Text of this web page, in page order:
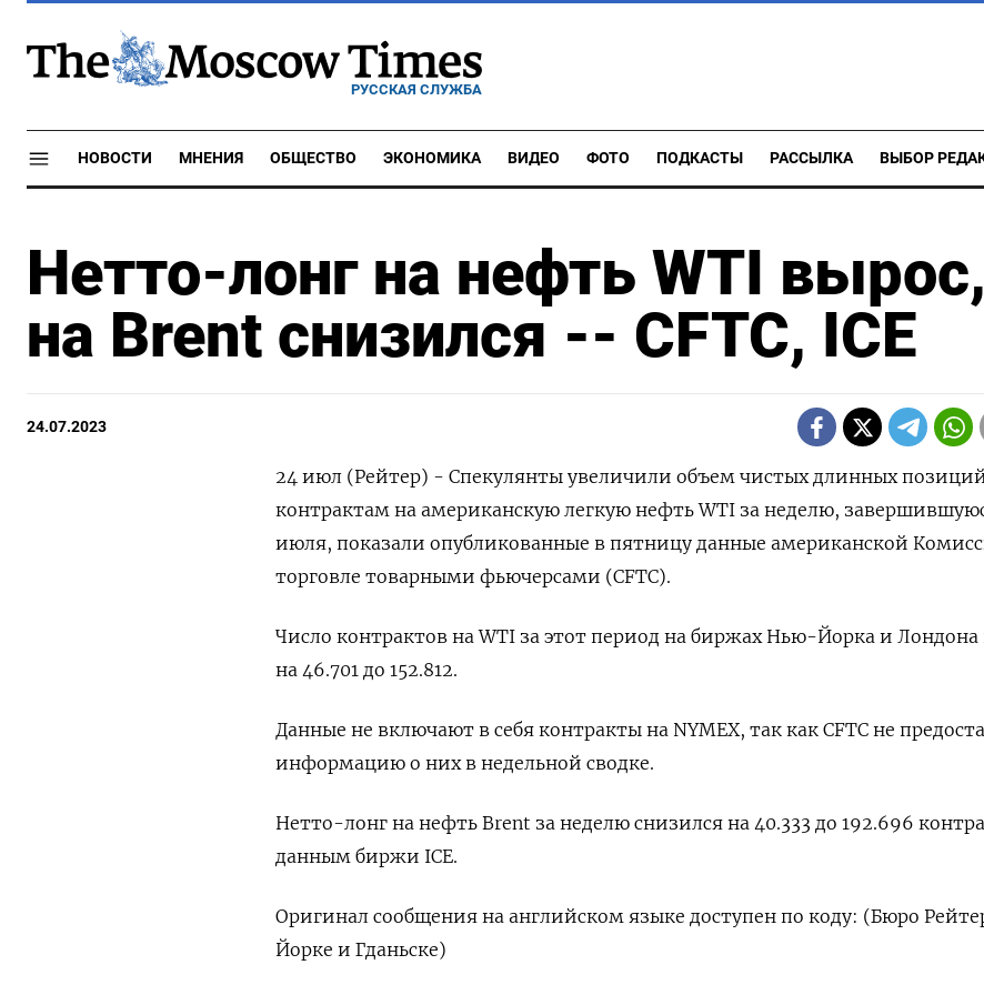
РУССКАЯ СЛУЖБА
НОВОСТИ МНЕНИЯ ОБЩЕСТВО ЭКОНОМИКА ВИДЕО ФОТО ПОДКАСТЫ РАССЫЛКА ВЫБОР
Нетто-лонг на нефть WTI вырос,
на Brent снизился -- CFTC, ICE
24.07.2023
24 июл (Рейтер) - Спекулянты увеличили объем чистых длинных
контрактам на американскую легкую нефть WTI за неделю,
июля, показали опубликованные в пятницу данные американской
торговле товарными фьючерсами (CFTC).
Число контрактов на WTI за этот период на биржах Нью-Йорка и Лондона
на 46.701 до 152.812.
Данные не включают в себя контракты на NYMEX, так как CFTC не
информацию о них в недельной сводке.
Нетто-лонг на нефть Brent за неделю снизился на 40.333 до 192.696
данным биржи ICE.
Оригинал сообщения на английском языке доступен по коду: (Бюро
Йорке и Гданьске)